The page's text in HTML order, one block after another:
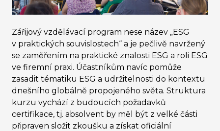
Zářijový vzdělávací program nese název „ESG
v praktických souvislostech“ a je pečlivě navržený
se zaměřením na praktické znalosti ESG a roli ESG
ve firemní praxi. Účastníkům navíc pomůže
zasadit tématiku ESG a udržitelnosti do kontextu
dnešního globálně propojeného světa. Struktura
kurzu vychází z budoucích požadavků
certifikace, tj. absolvent by měl být z velké části
připraven složit zkoušku a získat oficiální